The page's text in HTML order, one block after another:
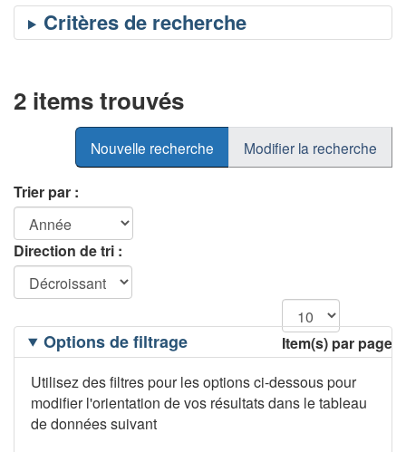
2 items trouvés
Nouvelle recherche Modifier la recherche
Trier par :
Direction de tri :
Item(s) par page
Filtrage
desOptions de filtrage
Utilisez des filtres pour les options ci-dessous pour
modifier l'orientation de vos résultats dans le tableau
de données suivant